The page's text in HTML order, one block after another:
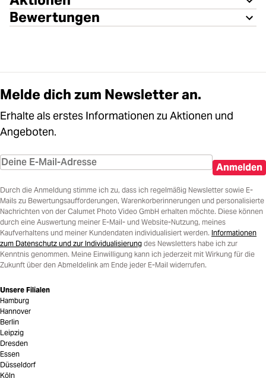
Bewertungen
Melde dich zum Newsletter an.
Erhalte als erstes Informationen zu Aktionen und
Angeboten.
Anmelden
Durch die Anmeldung stimme ich zu, dass ich regelmäßig Newsletter sowie E-
Mails zu Bewertungsaufforderungen, Warenkorberinnerungen und personalisierte
Nachrichten von der Calumet Photo Video GmbH erhalten möchte. Diese können
durch eine Auswertung meiner E-Mail- und Website-Nutzung, meines
Kaufverhaltens und meiner Kundendaten individualisiert werden. Informationen
zum Datenschutz und zur Individualisierung des Newsletters habe ich zur
Kenntnis genommen. Meine Einwilligung kann ich jederzeit mit Wirkung für die
Zukunft über den Abmeldelink am Ende jeder E-Mail widerrufen.
Unsere Filialen
Hamburg
Hannover
Berlin
Leipzig
Dresden
Essen
Düsseldorf
Köln